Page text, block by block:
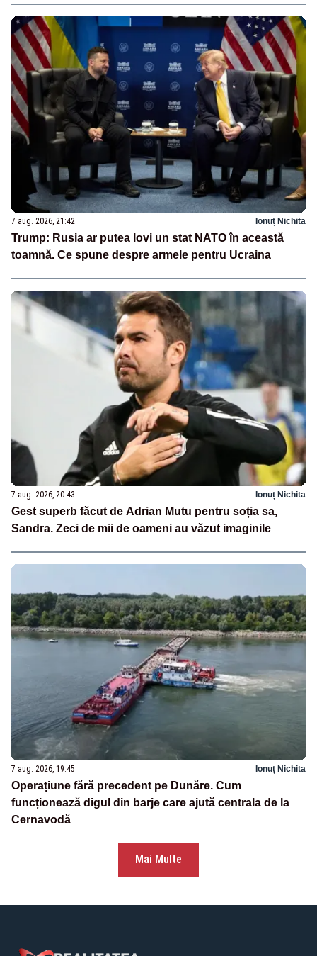
7 aug. 2026, 21:42 Ionuț Nichita
Trump: Rusia ar putea lovi un stat NATO în această
toamnă. Ce spune despre armele pentru Ucraina
7 aug. 2026, 20:43 Ionuț Nichita
Gest superb făcut de Adrian Mutu pentru soția sa,
Sandra. Zeci de mii de oameni au văzut imaginile
7 aug. 2026, 19:45 Ionuț Nichita
Operațiune fără precedent pe Dunăre. Cum
funcționează digul din barje care ajută centrala de la
Cernavodă
Mai Multe